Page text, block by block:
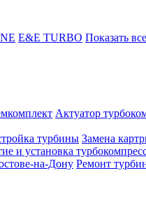
E&E TURBO Показать все
Актуатор
турбины Замена
и установка
на-Дону Ремонт